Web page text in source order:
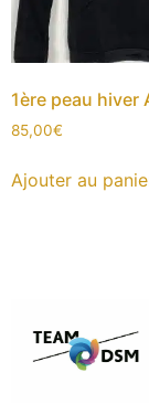
1ère peau hiver
85,00€
Ajouter au